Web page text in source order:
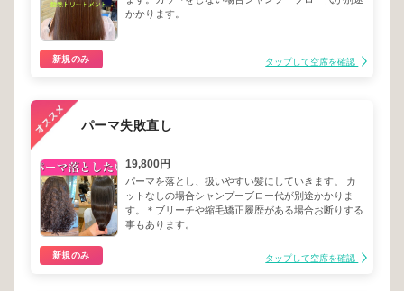
かかります。
新規のみ タップして空席を確認
パーマ失敗直し
19,800円
パーマを落とし、扱いやすい髪にしていきます。 カ
ットなしの場合シャンプーブロー代が別途かかりま
す。＊ブリーチや縮毛矯正履歴がある場合お断りする
事もあります。
新規のみ タップして空席を確認